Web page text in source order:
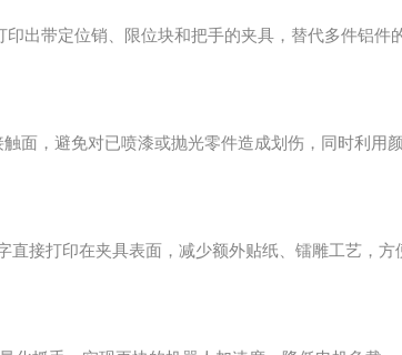
出带定位销、限位块和把手的夹具，替代多件铝件
面，避免对已喷漆或抛光零件造成划伤，同时利用
直接打印在夹具表面，减少额外贴纸、镭雕工艺，方